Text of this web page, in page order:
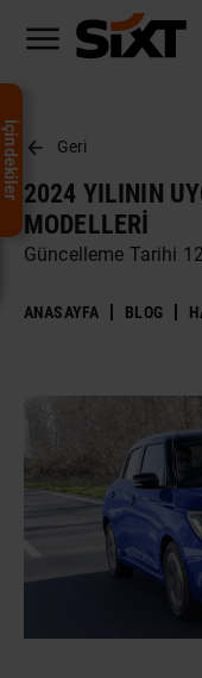
Geri
2024 YILININ
MODELLERI
Güncelleme Tarihi
ANASAYFA BLOG
İçindekiler